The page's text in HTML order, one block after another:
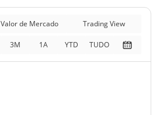
$1,239,378
0.97%
$4,373,078
2.47%
Valor de Mercado Trading View
3M 1A YTD TUDO